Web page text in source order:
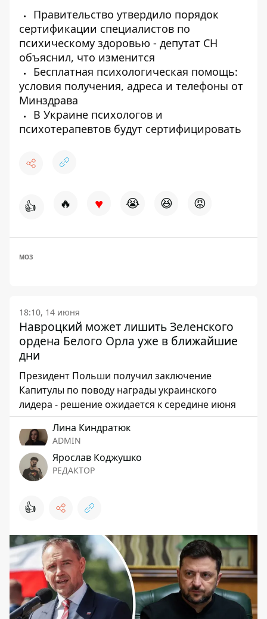
Правительство утвердило порядок
сертификации специалистов по
психическому здоровью - депутат СН
объяснил, что изменится
Бесплатная психологическая помощь:
условия получения, адреса и телефоны от
Минздрава
В Украине психологов и
психотерапевтов будут сертифицировать
👍 🔥 ♥ 😭 😆 😡
МОЗ
18:10, 14 июня
Навроцкий может лишить Зеленского
ордена Белого Орла уже в ближайшие
дни
Президент Польши получил заключение
Капитулы по поводу награды украинского
лидера - решение ожидается к середине июня
Лина Киндратюк
ADMIN
Ярослав Коджушко
РЕДАКТОР
👍